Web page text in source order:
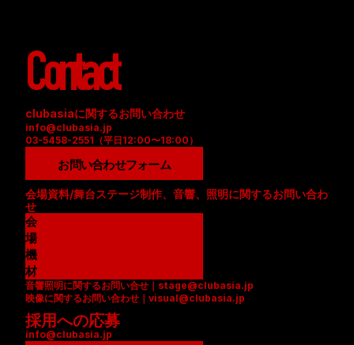
Contact
clubasiaに関するお問い合わせ
info@clubasia.jp
03-5458-2551（平日12:00〜18:00）
お問い合わせフォーム
会場資料/舞台ステージ制作、音響、照明に関するお問い合わ
せ
会
場
資
料
(
P
D
F
機
材
リ
ス
ト
(
音響照明に関するお問い合せ｜stage@clubasia.jp
映像に関するお問い合わせ｜visual@clubasia.jp
採用への応募
info@clubasia.jp